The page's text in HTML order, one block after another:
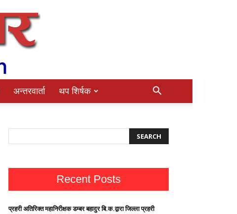
अन्तरवार्ता थप शिर्षक
Recent Posts
प्रहरी अतिरिक्त महानिरीक्षक डम्बर बहादुर बि.क.द्वारा जिल्ला प्रहरी